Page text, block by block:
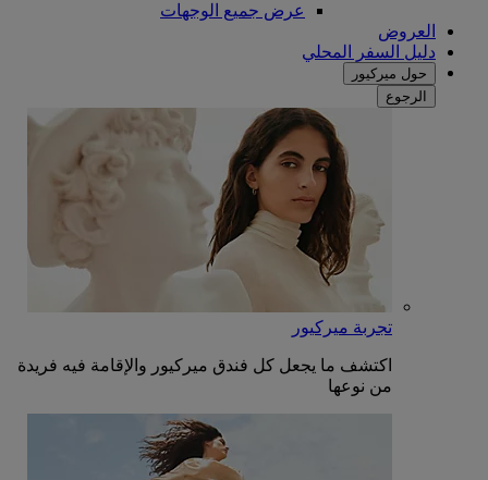
عرض جميع الوجهات
العروض
دليل السفر المحلي
حول ميركيور
الرجوع
تجربة ميركيور
اكتشف ما يجعل كل فندق ميركيور والإقامة فيه فريدة
من نوعها